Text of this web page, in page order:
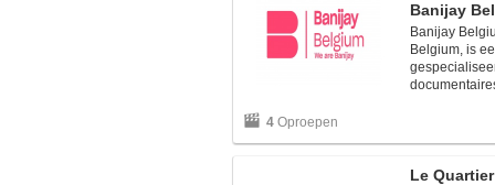
Banijay
Banijay
Belgium, is
4 Oproepen
Le Quartier